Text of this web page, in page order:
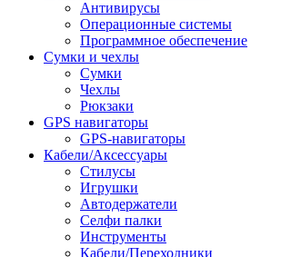
Антивирусы
Операционные системы
Программное обеспечение
Сумки и чехлы
Сумки
Чехлы
Рюкзаки
GPS навигаторы
GPS-навигаторы
Кабели/Аксессуары
Стилусы
Игрушки
Автодержатели
Селфи палки
Инструменты
Кабели/Переходники